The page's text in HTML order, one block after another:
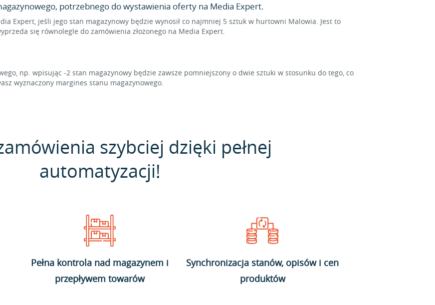
potrzebnego do wystawienia oferty na Media Expert.
Expert, jeśli jego stan magazynowy będzie wynosił co najmniej 5 sztuk w hurtowni Malowia. Jest to
się równolegle do zamówienia złożonego na Media Expert.
np. wpisując -2 stan magazynowy będzie zawsze pomniejszony o dwie sztuki w stosunku do tego, co
wyznaczony margines stanu magazynowego.
szybciej dzięki pełnej
automatyzacji!
Pełna kontrola nad magazynem i
przepływem towarów
Synchronizacja stanów, opisów i cen
produktów